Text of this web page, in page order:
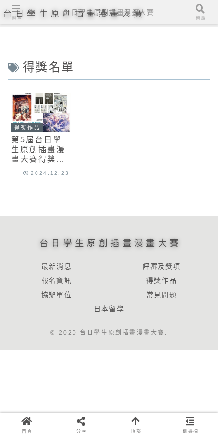
台日學生原創插畫漫畫大賽
得獎名單
得獎作品
第5屆台日學
生原創插畫漫
畫大賽得獎名
單出爐囉！
2024.12.23
台日學生原創插畫漫畫大賽
最新消息
評審及獎項
報名資訊
得獎作品
協辦單位
常見問題
日本留學
© 2020 台日學生原創插畫漫畫大賽.
選單
台日學生原創插畫漫畫大賽
搜尋
首頁 分享 頂部 側邊欄